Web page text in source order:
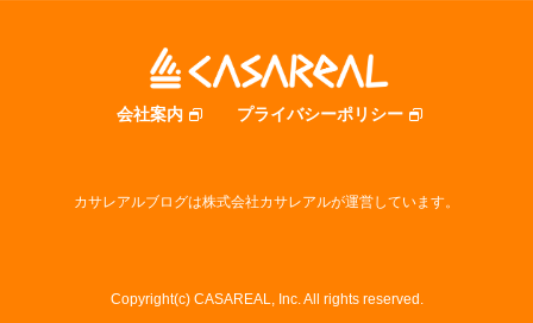
会社案内 プライバシーポリシー
カサレアルブログは株式会社カサレアルが運営しています。
Copyright(c) CASAREAL, Inc. All rights reserved.